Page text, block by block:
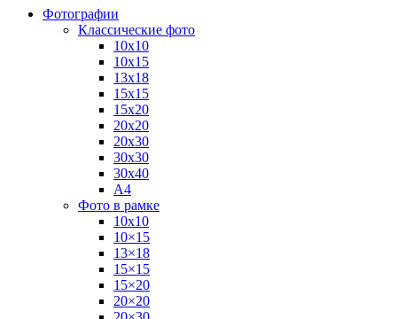
Фотографии
Классические фото
10х10
10х15
13х18
15х15
15х20
20х20
20х30
30х30
30х40
А4
Фото в рамке
10х10
10×15
13×18
15×15
15×20
20×20